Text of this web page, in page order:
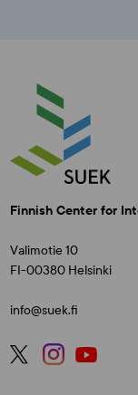
Finnish Center for
Valimotie 10
FI-00380 Helsinki
info@suek.fi